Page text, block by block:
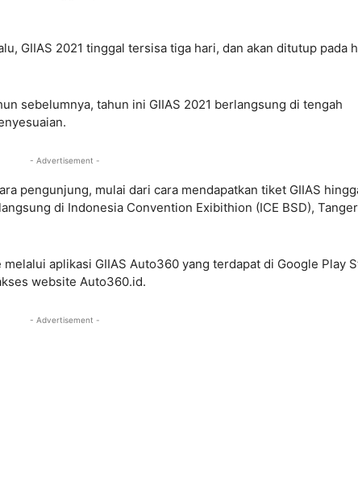
GIIAS 2021 tinggal tersisa tiga hari, dan akan ditutup pada
sebelumnya, tahun ini GIIAS 2021 berlangsung di tengah
- Advertisement -
pengunjung, mulai dari cara mendapatkan tiket GIIAS
di Indonesia Convention Exibithion (ICE BSD),
aplikasi GIIAS Auto360 yang terdapat di Google Play
website Auto360.id.
- Advertisement -